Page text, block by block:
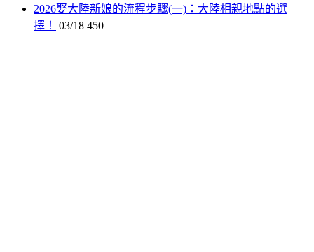
2026娶大陸新娘的流程步驟(一)：大陸相親地點的選
擇！
03/18 450